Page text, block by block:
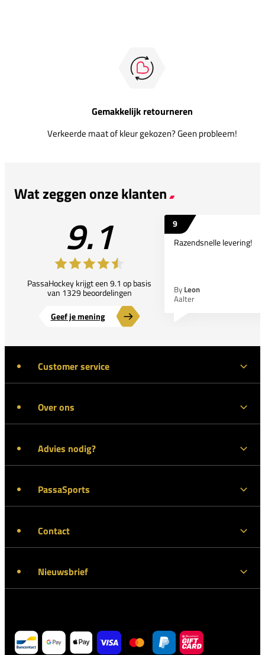
Gemakkelijk retourneren
Verkeerde maat of kleur gekozen? Geen probleem!
Wat zeggen onze klanten
9.1
PassaHockey krijgt een 9.1 op basis
van 1329 beoordelingen
Geef je mening
9
Razendsnelle levering!
By Leon
Aalter
Customer service
Over ons
Advies nodig?
PassaSports
Contact
Nieuwsbrief